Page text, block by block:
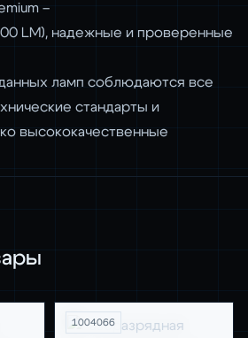
–
LM), надежные и проверенные
ламп соблюдаются все
стандарты и
высококачественные
1004066